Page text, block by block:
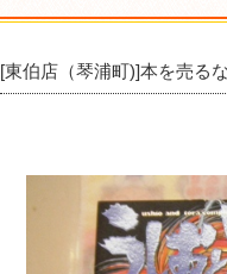
[東伯店（琴浦町)]本を売る